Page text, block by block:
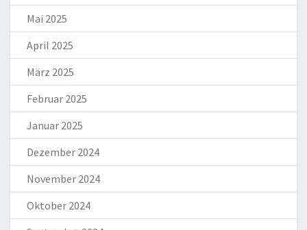
Mai 2025
April 2025
März 2025
Februar 2025
Januar 2025
Dezember 2024
November 2024
Oktober 2024